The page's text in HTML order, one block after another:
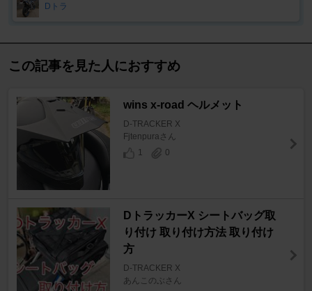
Dトラ
この記事を見た人におすすめ
wins x-road ヘルメット
D-TRACKER X
Fjtenpuraさん
1
0
DトラッカーX シートバッグ取
り付け 取り付け方法 取り付け
方
D-TRACKER X
あんこのぶさん